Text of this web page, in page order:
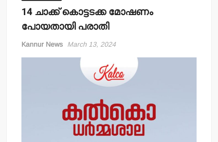
14 ചാക്ക് കൊട്ടടക്ക മോഷണം
പോയതായി പരാതി
Kannur News March 13, 2024